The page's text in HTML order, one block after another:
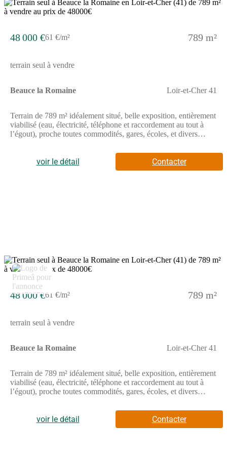
48 000 €61 €/m² 789 m²
terrain seul à vendre
Beauce la Romaine Loir-et-Cher 41
Terrain de 789 m² idéalement situé, belle exposition, entièrement
viabilisé (eau, électricité, téléphone et raccordement au tout à
l’égout), proche toutes commodités, gares, écoles, et divers
d'agence et de notaire à la charge de l'acquéreur. Ce terrain vous
est proposé, par nos partenaires fonciers, dans le cadre d'un
projet de construction avec nous. Les informations sur les
voir le détail Contacter
48 000 €61 €/m² 789 m²
terrain seul à vendre
Beauce la Romaine Loir-et-Cher 41
Terrain de 789 m² idéalement situé, belle exposition, entièrement
viabilisé (eau, électricité, téléphone et raccordement au tout à
l’égout), proche toutes commodités, gares, écoles, et divers
d'agence et de notaire à la charge de l'acquéreur. Ce terrain vous
est proposé, par nos partenaires fonciers, dans le cadre d'un
projet de construction avec nous. Les informations sur les
voir le détail Contacter